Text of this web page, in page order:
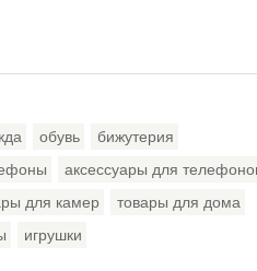
обувь
бижутерия
аксессуары для
для камер
товары для дома
игрушки